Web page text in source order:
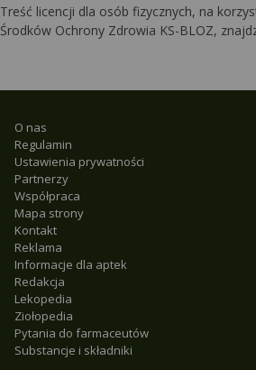
Treść licencji dla osób fizycznych, na
Środków Ochrony Zdrowia KS-BLOZ,
O nas
Regulamin
Ustawienia prywatności
Partnerzy
Współpraca
Mapa strony
Kontakt
Reklama
Informacje dla aptek
Redakcja
Lekopedia
Ziołopedia
Pytania do farmaceutów
Substancje i składniki